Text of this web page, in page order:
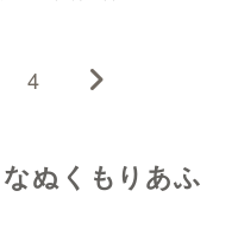
4
ぬくもりあふ